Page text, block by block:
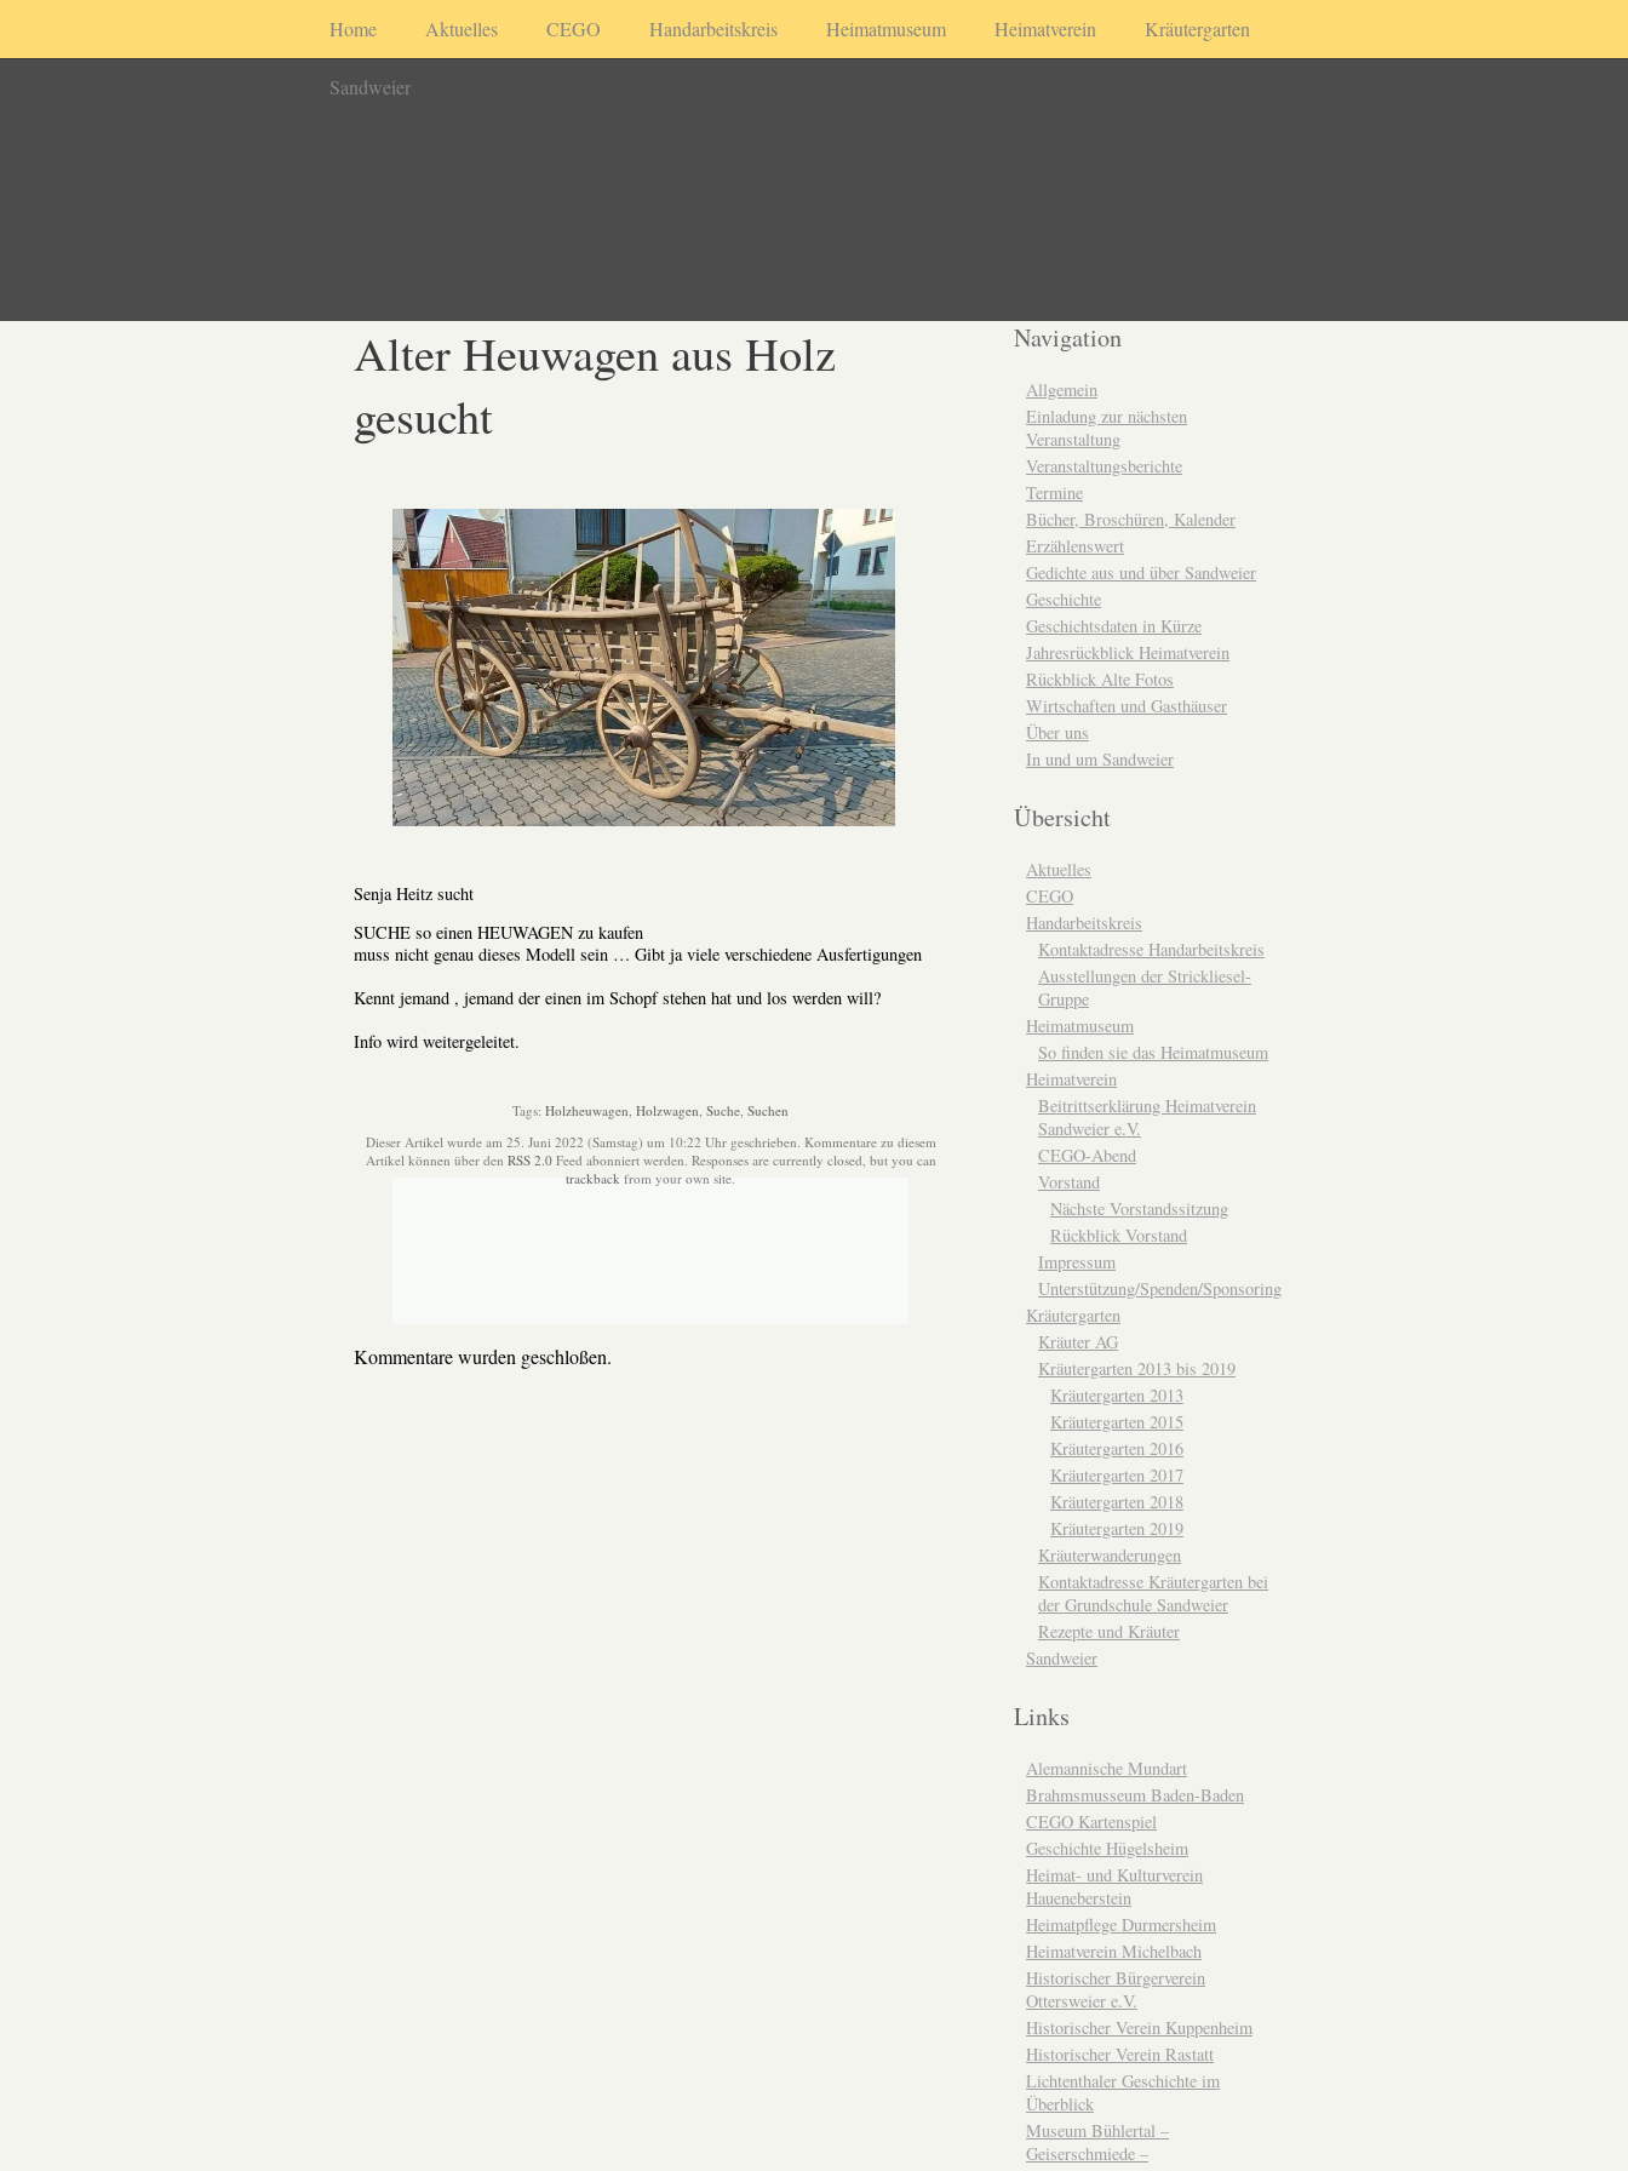
Home Aktuelles CEGO Handarbeitskreis Heimatmuseum Heimatverein Kräutergarten
Sandweier
Alter Heuwagen aus Holz
gesucht
Senja Heitz sucht
SUCHE so einen HEUWAGEN zu kaufen
muss nicht genau dieses Modell sein … Gibt ja viele verschiedene Ausfertigungen
Kennt jemand , jemand der einen im Schopf stehen hat und los werden will?
Info wird weitergeleitet.
Tags: Holzheuwagen Holzwagen Suche Suchen
Dieser Artikel wurde am 25. Juni 2022 (Samstag) um 10:22 Uhr geschrieben. Kommentare zu diesem
Artikel können über den RSS 2.0Feed abonniert werden. Responses are currently closed, but you can
trackback from your own site.
Kommentare wurden geschloßen.
Navigation
Allgemein
Einladung zur nächsten
Veranstaltung
Veranstaltungsberichte
Termine
Bücher, Broschüren, Kalender
Erzählenswert
Gedichte aus und über Sandweier
Geschichte
Geschichtsdaten in Kürze
Jahresrückblick Heimatverein
Rückblick Alte Fotos
Wirtschaften und Gasthäuser
Über uns
In und um Sandweier
Übersicht
Aktuelles
CEGO
Handarbeitskreis
Kontaktadresse Handarbeitskreis
Ausstellungen der Strickliesel-
Gruppe
Heimatmuseum
So finden sie das Heimatmuseum
Heimatverein
Beitrittserklärung Heimatverein
Sandweier e.V.
CEGO-Abend
Vorstand
Nächste Vorstandssitzung
Rückblick Vorstand
Impressum
Unterstützung/Spenden/Sponsoring
Kräutergarten
Kräuter AG
Kräutergarten 2013 bis 2019
Kräutergarten 2013
Kräutergarten 2015
Kräutergarten 2016
Kräutergarten 2017
Kräutergarten 2018
Kräutergarten 2019
Kräuterwanderungen
Kontaktadresse Kräutergarten bei
der Grundschule Sandweier
Rezepte und Kräuter
Sandweier
Links
Alemannische Mundart
Brahmsmusseum Baden-Baden
CEGO Kartenspiel
Geschichte Hügelsheim
Heimat- und Kulturverein
Haueneberstein
Heimatpflege Durmersheim
Heimatverein Michelbach
Historischer Bürgerverein
Ottersweier e.V.
Historischer Verein Kuppenheim
Historischer Verein Rastatt
Lichtenthaler Geschichte im
Überblick
Museum Bühlertal –
Geiserschmiede –